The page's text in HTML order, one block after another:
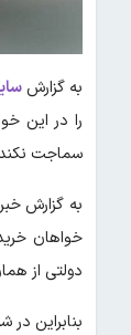
به گزارش
را در این
سماجت
به گزارش
خواهان
دولتی از
بنابراین